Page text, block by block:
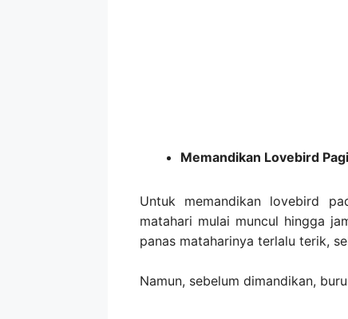
Memandikan Lovebird
Untuk memandikan lovebird
matahari mulai muncul hingga
panas mataharinya terlalu terik,
Namun, sebelum dimandikan,